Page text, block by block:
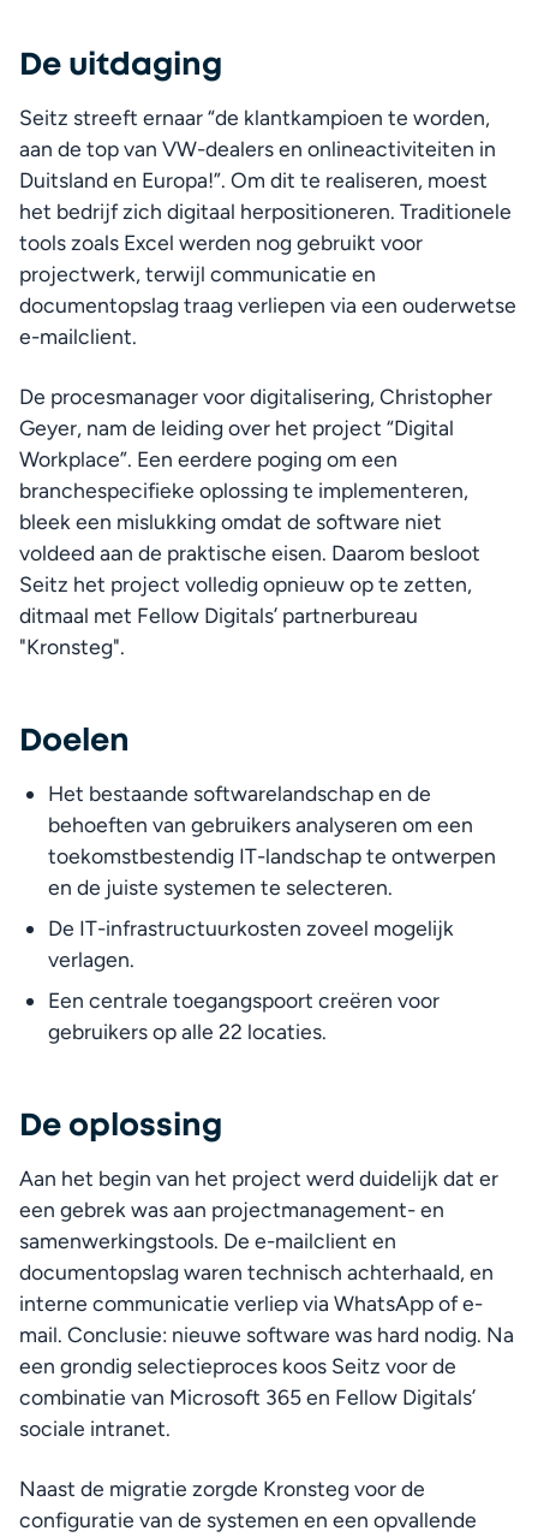
De uitdaging
Seitz streeft ernaar “de klantkampioen te worden,
aan de top van VW-dealers en onlineactiviteiten in
Duitsland en Europa!”. Om dit te realiseren, moest
het bedrijf zich digitaal herpositioneren. Traditionele
tools zoals Excel werden nog gebruikt voor
projectwerk, terwijl communicatie en
documentopslag traag verliepen via een ouderwetse
e-mailclient.
De procesmanager voor digitalisering, Christopher
Geyer, nam de leiding over het project “Digital
Workplace”. Een eerdere poging om een
branchespecifieke oplossing te implementeren,
bleek een mislukking omdat de software niet
voldeed aan de praktische eisen. Daarom besloot
Seitz het project volledig opnieuw op te zetten,
ditmaal met Fellow Digitals’ partnerbureau
"Kronsteg".
Doelen
Het bestaande softwarelandschap en de
behoeften van gebruikers analyseren om een
toekomstbestendig IT-landschap te ontwerpen
en de juiste systemen te selecteren.
De IT-infrastructuurkosten zoveel mogelijk
verlagen.
Een centrale toegangspoort creëren voor
gebruikers op alle 22 locaties.
De oplossing
Aan het begin van het project werd duidelijk dat er
een gebrek was aan projectmanagement- en
samenwerkingstools. De e-mailclient en
documentopslag waren technisch achterhaald, en
interne communicatie verliep via WhatsApp of e-
mail. Conclusie: nieuwe software was hard nodig. Na
een grondig selectieproces koos Seitz voor de
combinatie van Microsoft 365 en Fellow Digitals’
sociale intranet.
Naast de migratie zorgde Kronsteg voor de
configuratie van de systemen en een opvallende